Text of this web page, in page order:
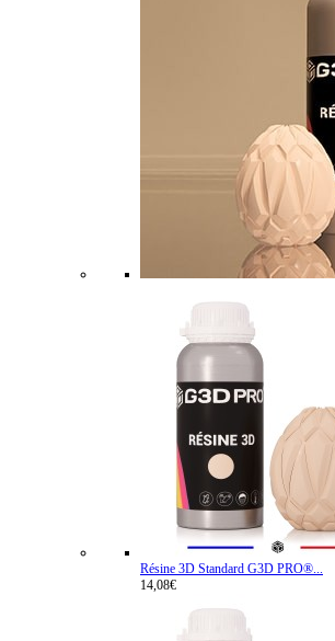
Résine 3D Standard G3D PRO®...
14,08€